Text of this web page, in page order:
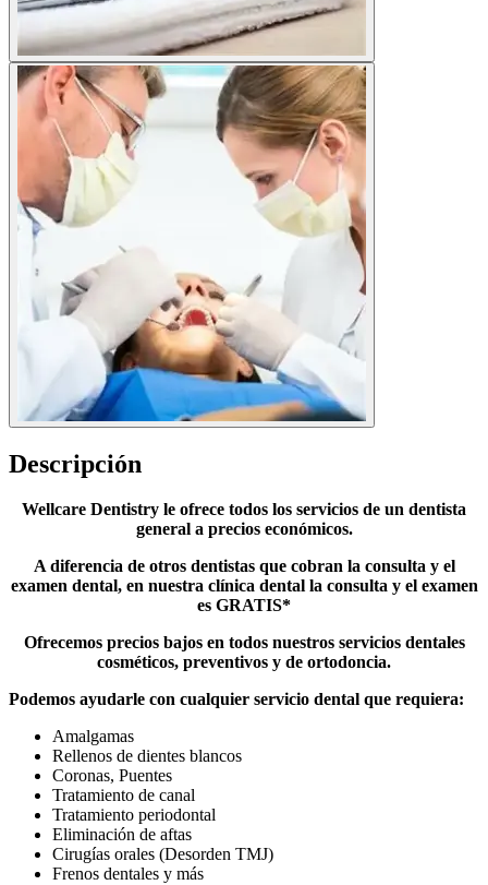
Descripción
Wellcare Dentistry le ofrece todos los servicios de un dentista
general a precios económicos.
A diferencia de otros dentistas que cobran la consulta y el
examen dental, en nuestra clínica dental la consulta y el examen
es GRATIS*
Ofrecemos precios bajos en todos nuestros servicios dentales
cosméticos, preventivos y de ortodoncia.
Podemos ayudarle con cualquier servicio dental que requiera:
Amalgamas
Rellenos de dientes blancos
Coronas, Puentes
Tratamiento de canal
Tratamiento periodontal
Eliminación de aftas
Cirugías orales (Desorden TMJ)
Frenos dentales y más